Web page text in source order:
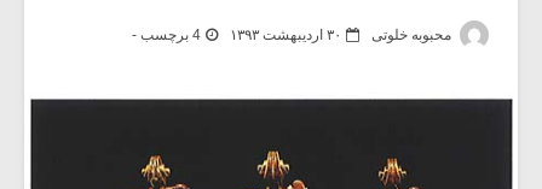
محبوبه خلوتی ۳۰ اردیبهشت ۱۳۹۳ 4 برچسب -